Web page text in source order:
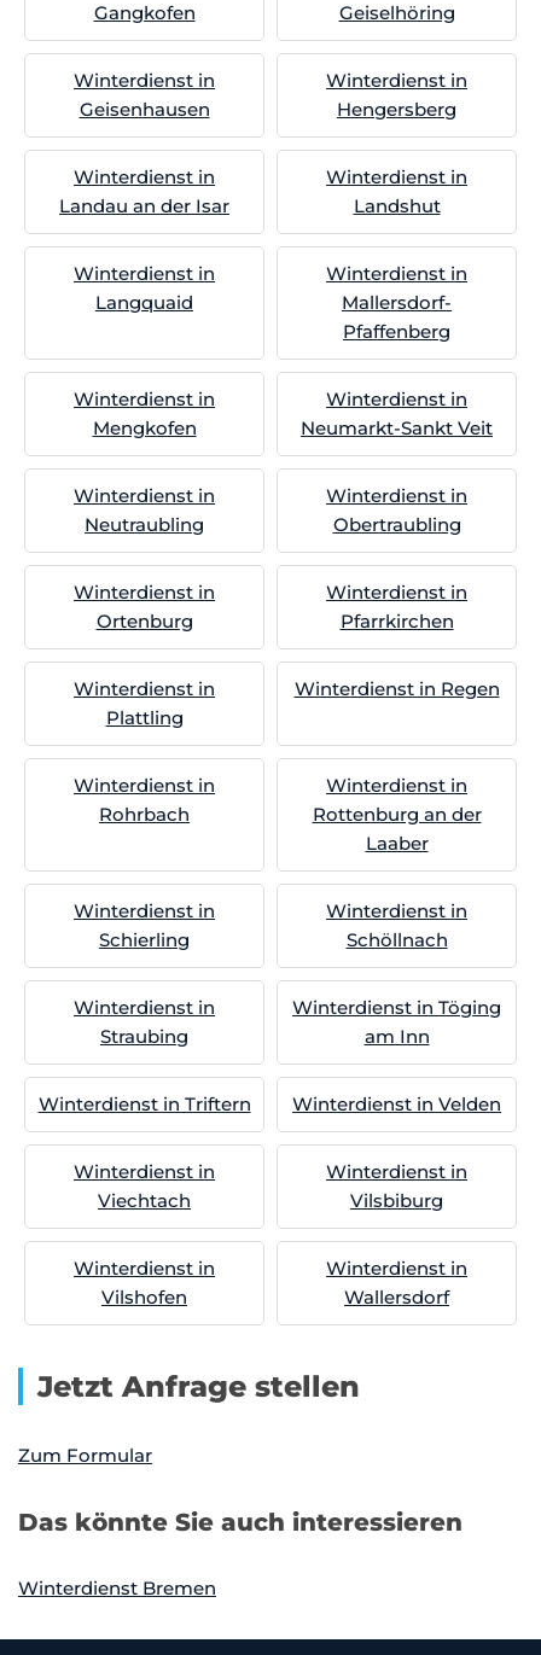
Gangkofen
Geiselhöring
Winterdienst in
Geisenhausen
Winterdienst in
Hengersberg
Winterdienst in
Landau an der Isar
Winterdienst in
Landshut
Winterdienst in
Langquaid
Winterdienst in
Mallersdorf-
Pfaffenberg
Winterdienst in
Mengkofen
Winterdienst in
Neumarkt-Sankt Veit
Winterdienst in
Neutraubling
Winterdienst in
Obertraubling
Winterdienst in
Ortenburg
Winterdienst in
Pfarrkirchen
Winterdienst in
Plattling
Winterdienst in Regen
Winterdienst in
Rohrbach
Winterdienst in
Rottenburg an der
Laaber
Winterdienst in
Schierling
Winterdienst in
Schöllnach
Winterdienst in
Straubing
Winterdienst in Töging
am Inn
Winterdienst in Triftern Winterdienst in Velden
Winterdienst in
Viechtach
Winterdienst in
Vilsbiburg
Winterdienst in
Vilshofen
Winterdienst in
Wallersdorf
Jetzt Anfrage stellen
Zum Formular
Das könnte Sie auch interessieren
Winterdienst Bremen